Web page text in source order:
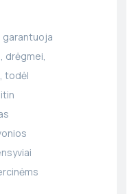
garantuoja
drėgmei,
todėl